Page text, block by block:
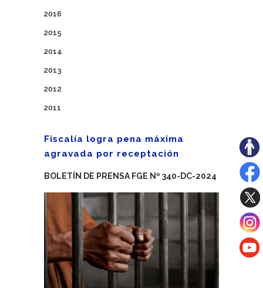
2016
2015
2014
2013
2012
2011
Fiscalía logra pena máxima
agravada por receptación
BOLETÍN DE PRENSA FGE Nº 340-DC-2024